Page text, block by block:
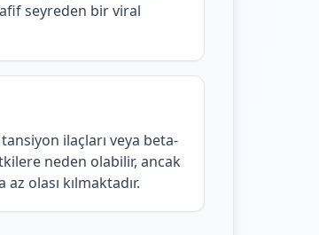
seyreden bir viral
ilaçları veya beta-
neden olabilir, ancak
olası kılmaktadır.